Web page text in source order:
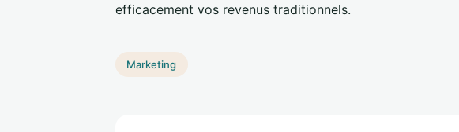
efficacement vos revenus traditionnels.
Marketing